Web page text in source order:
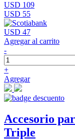
USD 109
USD 55
USD 47
Agregar al carrito
-
+
Agregar
Accesorio
Triple